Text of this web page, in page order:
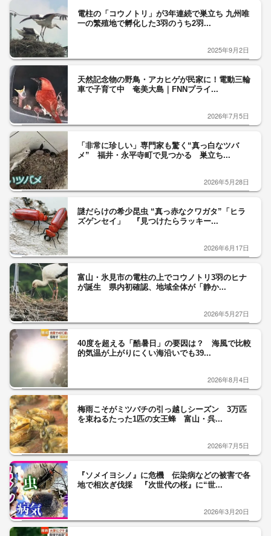
電柱の「コウノトリ」が3年連続で巣立ち 九州唯
一の繁殖地で孵化した3羽のうち2羽...
2025年9月2日
天然記念物の野鳥・アカヒゲが民家に！電動三輪
車で子育て中 奄美大島｜FNNプライ...
2026年7月5日
「非常に珍しい」専門家も驚く“真っ白なツバ
メ” 福井・永平寺町で見つかる 巣立ち...
2026年5月28日
謎だらけの希少昆虫 “真っ赤なクワガタ”「ヒラ
ズゲンセイ」 『見つけたらラッキー...
2026年6月17日
富山・氷見市の電柱の上でコウノトリ3羽のヒナ
が誕生 県内初確認、地域全体が「静か...
2026年5月27日
40度を超える「酷暑日」の要因は？ 海風で比較
的気温が上がりにくい海沿いでも39...
2026年8月4日
梅雨こそがミツバチの引っ越しシーズン 3万匹
を束ねるたった1匹の女王蜂 富山・呉...
2026年7月5日
『ソメイヨシノ』に危機 伝染病などの被害で各
地で相次ぎ伐採 『次世代の桜』に“世...
2026年3月20日